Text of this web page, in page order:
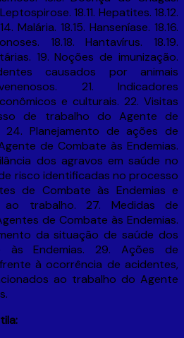
18.11. Hepatites. 18.12.
Malária. 18.15. Hanseníase. 18.16.
18.18. Hantavírus. 18.19.
19. Noções de imunização.
causados por animais
21. Indicadores
e culturais. 22. Visitas
de trabalho do Agente de
24. Planejamento de ações de
de Combate às Endemias.
dos agravos em saúde no
risco identificadas no processo
de Combate às Endemias e
ao trabalho. 27. Medidas de
de Combate às Endemias.
da situação de saúde dos
às Endemias. 29. Ações de
à ocorrência de acidentes,
ao trabalho do Agente